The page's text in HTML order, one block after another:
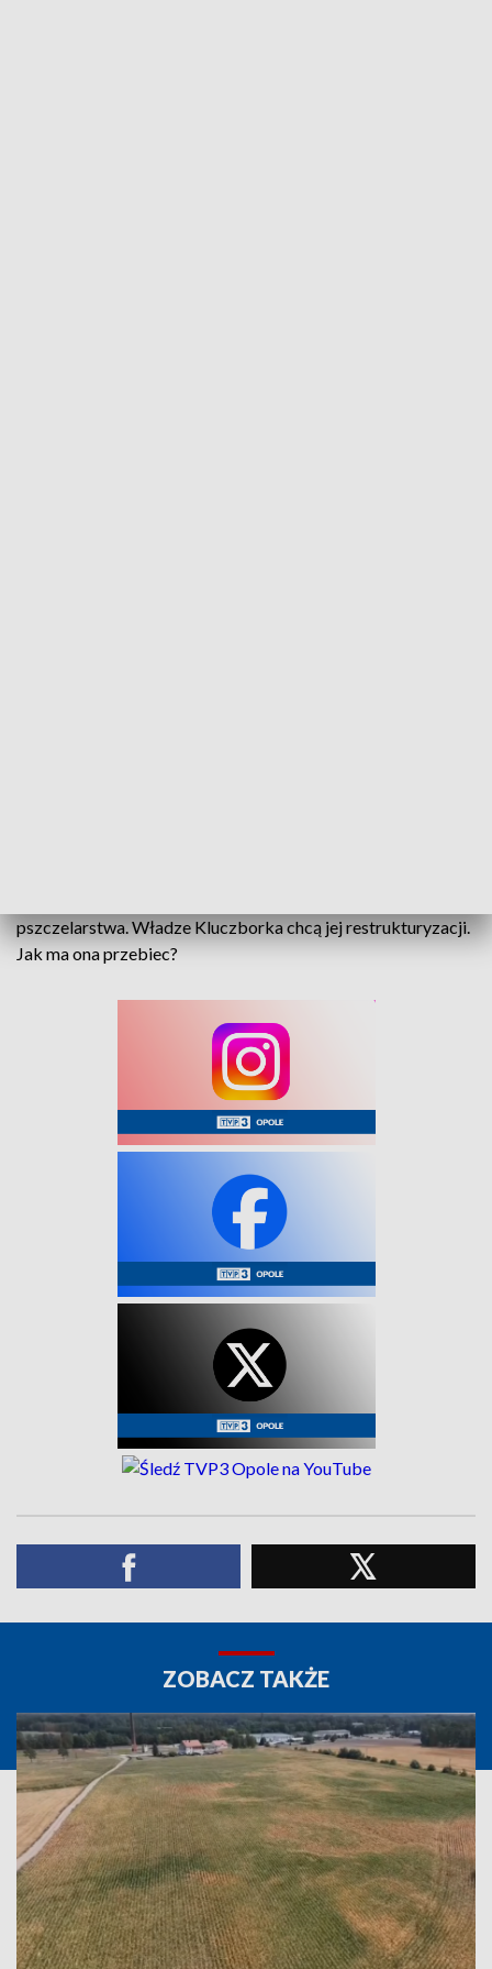
pszczelarstwa. Władze Kluczborka chcą jej restrukturyzacji.
Jak ma ona przebiec?
ZOBACZ TAKŻE